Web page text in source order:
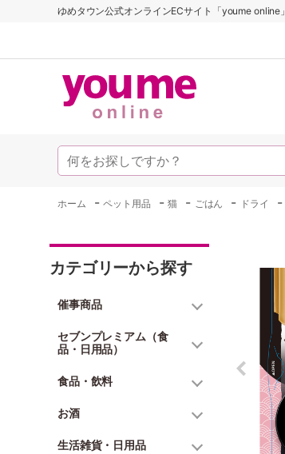
ゆめタウン公式オンラインECサイト「youme online」
ホーム -ペット用品 -猫 - ごはん - ドライ -
カテゴリーから探す
催事商品
セブンプレミアム（食
品・日用品）
食品・飲料
お酒
生活雑貨・日用品